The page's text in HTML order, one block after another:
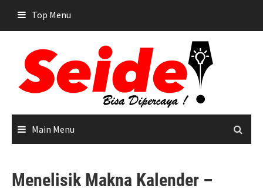
content
Top Menu
Main Menu
Menelisik Makna Kalender –